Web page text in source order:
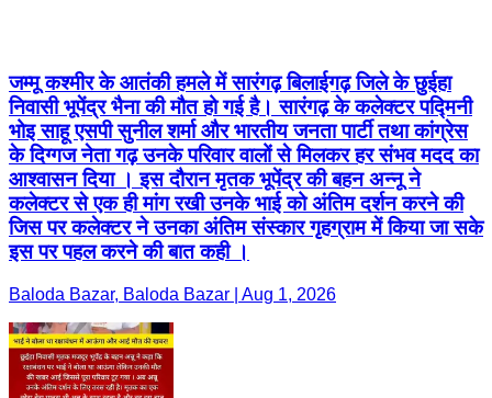
जम्मू कश्मीर के आतंकी हमले में सारंगढ़ बिलाईगढ़ जिले के छुईहा
निवासी भूपेंद्र भैना की मौत हो गई है। सारंगढ़ के कलेक्टर पद्मिनी
भोइ साहू एसपी सुनील शर्मा और भारतीय जनता पार्टी तथा कांग्रेस
के दिग्गज नेता गढ़ उनके परिवार वालों से मिलकर हर संभव मदद का
आश्वासन दिया । इस दौरान मृतक भूपेंद्र की बहन अन्नू ने
कलेक्टर से एक ही मांग रखी उनके भाई को अंतिम दर्शन करने की
जिस पर कलेक्टर ने उनका अंतिम संस्कार गृहग्राम में किया जा सके
इस पर पहल करने की बात कही ।
Baloda Bazar, Baloda Bazar | Aug 1, 2026